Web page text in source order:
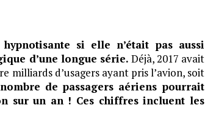
si elle n’était pas aussi
d’une longue série. Déjà, 2017 avait
milliards d’usagers ayant pris l’avion, soit
de passagers aériens pourrait
sur un an ! Ces chiffres incluent les